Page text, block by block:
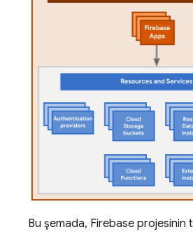
Bu şemada, Firebase projesinin